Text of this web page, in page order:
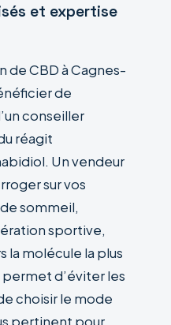
et expertise
de CBD à Cagnes-
de
conseiller
réagit
Un vendeur
sur vos
de sommeil,
sportive,
la molécule la plus
d’éviter les
choisir le mode
pertinent pour